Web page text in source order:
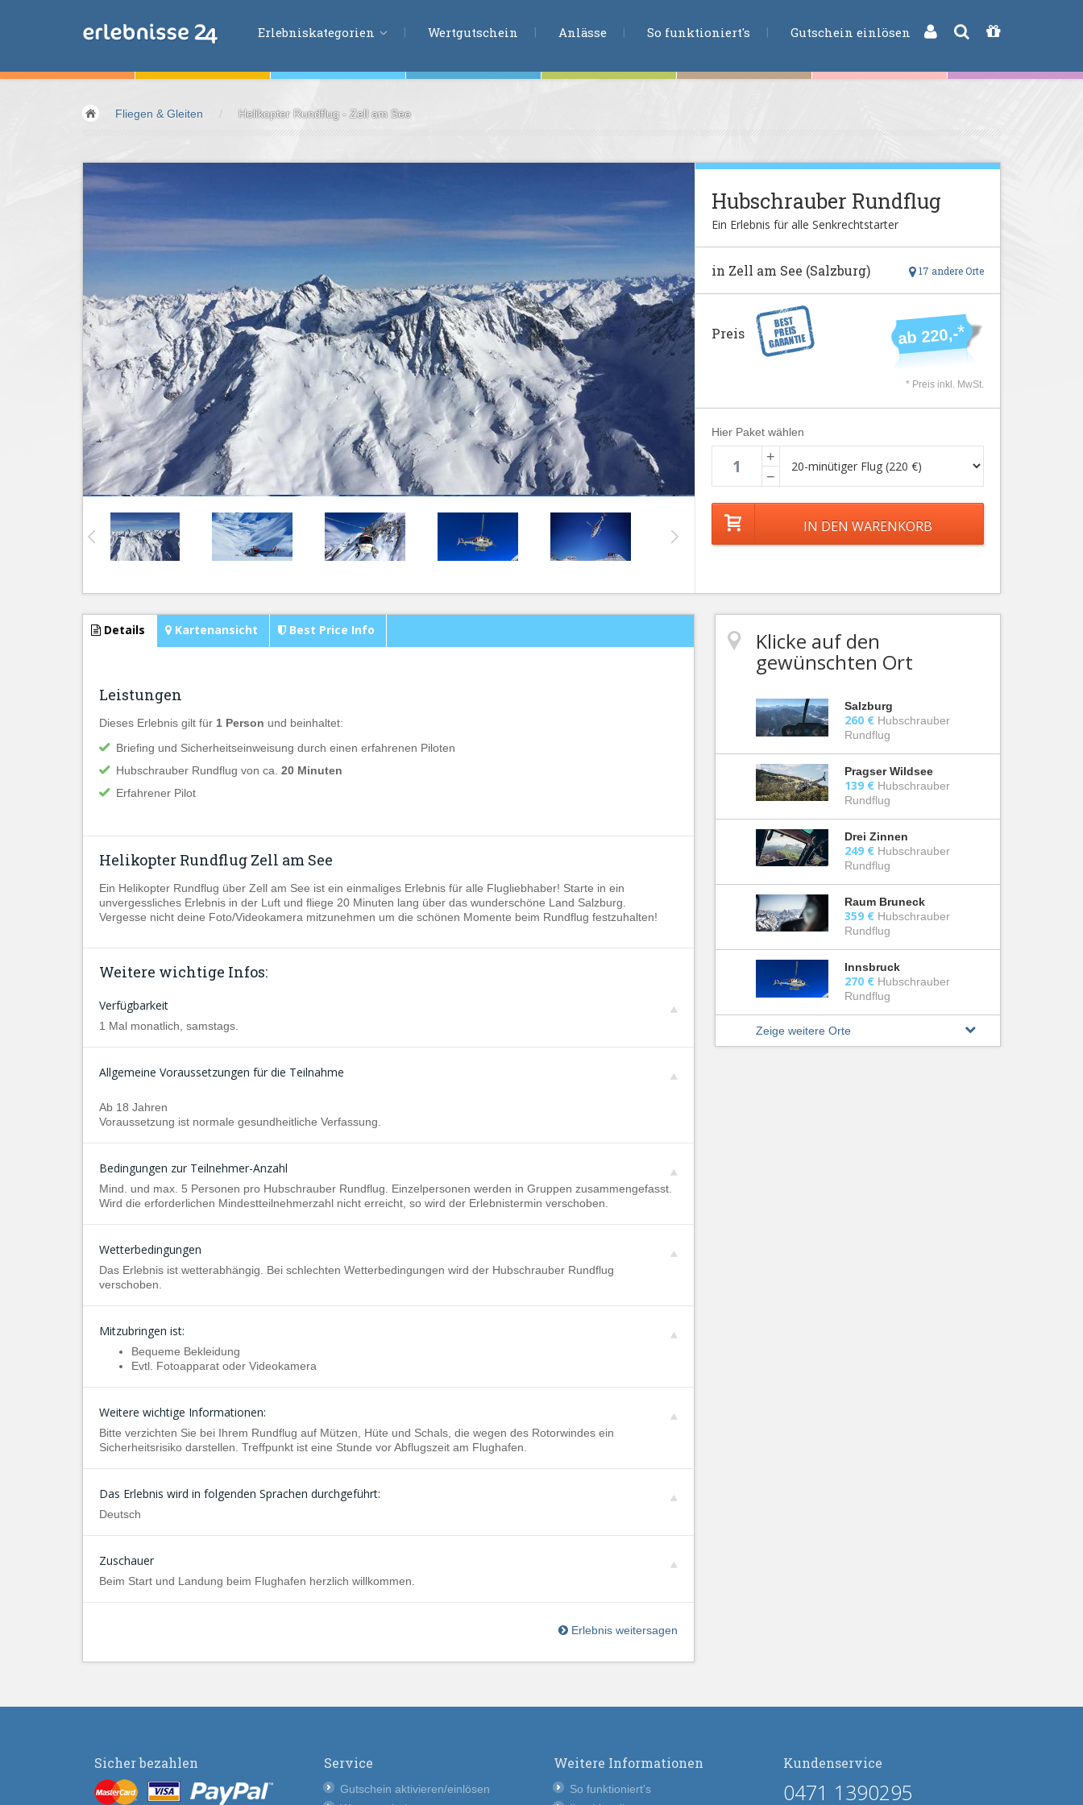
Erlebniskategorien
Fliegen &Gleiten
Essen &Trinken
Wellness &Gesundheit
Wasser &Wind
Lifestyle &Phantasie
Kids &Family
Übernachtungen
Wertgutschein Anlässe So funktioniert's Gutschein einlösen
Fliegen & Gleiten / Helikopter Rundflug - Zell am See
Hubschrauber Rundflug
Ein Erlebnis für alle Senkrechtstarter
17 andere Orte
in Zell am See (Salzburg)
ab 220,-*
Preis
* Preis inkl. MwSt.
Hier Paket wählen
+
−
Details Kartenansicht Best Price Info
Leistungen
Dieses Erlebnis gilt für 1 Person und beinhaltet:
Briefing und Sicherheitseinweisung durch einen erfahrenen Piloten
Hubschrauber Rundflug von ca. 20 Minuten
Erfahrener Pilot
Helikopter Rundflug Zell am See
Ein Helikopter Rundflug über Zell am See ist ein einmaliges Erlebnis für alle Flugliebhaber! Starte in ein
unvergessliches Erlebnis in der Luft und fliege 20 Minuten lang über das wunderschöne Land Salzburg.
Vergesse nicht deine Foto/Videokamera mitzunehmen um die schönen Momente beim Rundflug festzuhalten!
Weitere wichtige Infos:
Verfügbarkeit
1 Mal monatlich, samstags.
Allgemeine Voraussetzungen für die Teilnahme
Ab 18 Jahren
Voraussetzung ist normale gesundheitliche Verfassung.
Bedingungen zur Teilnehmer-Anzahl
Mind. und max. 5 Personen pro Hubschrauber Rundflug. Einzelpersonen werden in Gruppen zusammengefasst.
Wird die erforderlichen Mindestteilnehmerzahl nicht erreicht, so wird der Erlebnistermin verschoben.
Wetterbedingungen
Das Erlebnis ist wetterabhängig. Bei schlechten Wetterbedingungen wird der Hubschrauber Rundflug
verschoben.
Mitzubringen ist:
Bequeme Bekleidung
Evtl. Fotoapparat oder Videokamera
Weitere wichtige Informationen:
Bitte verzichten Sie bei Ihrem Rundflug auf Mützen, Hüte und Schals, die wegen des Rotorwindes ein
Sicherheitsrisiko darstellen. Treffpunkt ist eine Stunde vor Abflugszeit am Flughafen.
Das Erlebnis wird in folgenden Sprachen durchgeführt:
Deutsch
Zuschauer
Beim Start und Landung beim Flughafen herzlich willkommen.
Erlebnis weitersagen
Klicke auf den
gewünschten Ort
Salzburg
260 € Hubschrauber
Rundflug
Pragser Wildsee
139 € Hubschrauber
Rundflug
Drei Zinnen
249 € Hubschrauber
Rundflug
Raum Bruneck
359 € Hubschrauber
Rundflug
Innsbruck
270 € Hubschrauber
Rundflug
Zeige weitere Orte
Sicher bezahlen Service
Gutschein aktivieren/einlösen
Weitere Informationen
So funktioniert's
Kundenservice
0471 1390295